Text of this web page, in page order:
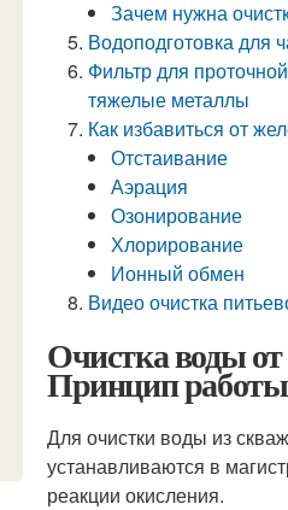
Зачем нужна
Водоподготовка для
Фильтр для
тяжелые металлы
Как избавиться от
Отстаивание
Аэрация
Озонирование
Хлорирование
Ионный обмен
Видео очистка
Очистка воды от
Принцип работы
Для очистки воды из
устанавливаются в
реакции окисления.